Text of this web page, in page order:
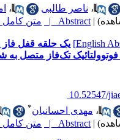
،ناصر طالبی ،
|
Abstract | متن کامل (PDF)
یک حلقه قفل فاز
تک‌فاز متصل به
10.52547/
،مهدی احسانیان *
|
Abstract | متن کامل (PDF)